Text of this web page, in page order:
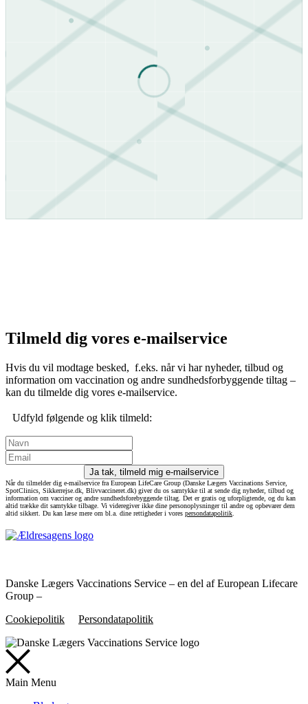
Tilmeld dig vores e-mailservice
Hvis du vil modtage besked, f.eks. når vi har nyheder, tilbud og
information om vaccination og andre sundhedsforbyggende tiltag –
kan du tilmelde dig vores e-mailservice.
Udfyld følgende og klik tilmeld:
Ja tak, tilmeld mig e-mailservice
Når du tilmelder dig e-mailservice fra European LifeCare Group (Danske Lægers Vaccinations Service,
SpotClinics, Sikkerrejse.dk, Blivvaccineret.dk) giver du os samtykke til at sende dig nyheder, tilbud og
information om vacciner og andre sundhedsforebyggende tiltag. Det er gratis og uforpligtende, og du kan
altid trække dit samtykke tilbage. Vi videregiver ikke dine personoplysninger til andre og opbevarer dem
altid sikkert. Du kan læse mere om bl.a. dine rettigheder i vores persondatapolitik
Danske Lægers Vaccinations Service – en del af European Lifecare
Group –
Cookiepolitik
Persondatapolitik
Main Menu